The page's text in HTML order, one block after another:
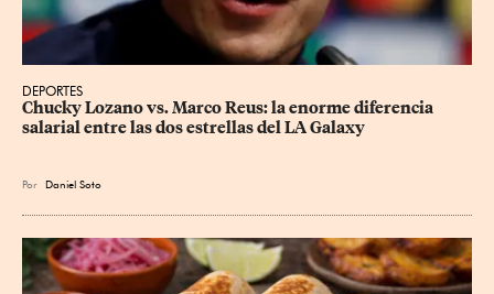
DEPORTES
Chucky Lozano vs. Marco Reus: la enorme diferencia
salarial entre las dos estrellas del LA Galaxy
Por Daniel Soto